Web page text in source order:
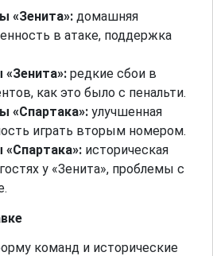
«Зенита»: домашняя
в атаке, поддержка
редкие сбои в
как это было с пенальти.
«Спартака»: улучшенная
играть вторым номером.
историческая
у «Зенита», проблемы с
команд и исторические